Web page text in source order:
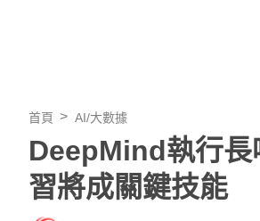
首頁 AI/大數據
DeepMind執行長
習將成關鍵技能